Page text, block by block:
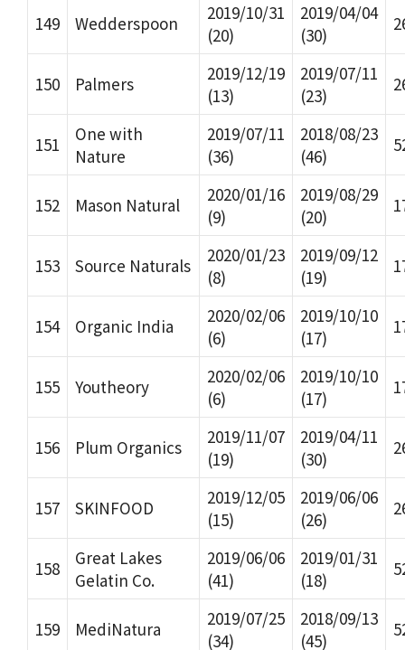
149 Wedderspoon
2019/10/31
(20)
2019/04/04
(30)
150 Palmers
2019/12/19
(13)
2019/07/11
(23)
151
One with
Nature
2019/07/11
(36)
2018/08/23
(46)
152 Mason Natural
2020/01/16
(9)
2019/08/29
(20)
153 Source Naturals
2020/01/23
(8)
2019/09/12
(19)
154 Organic India
2020/02/06
(6)
2019/10/10
(17)
155 Youtheory
2020/02/06
(6)
2019/10/10
(17)
156 Plum Organics
2019/11/07
(19)
2019/04/11
(30)
157 SKINFOOD
2019/12/05
(15)
2019/06/06
(26)
158
Great Lakes
Gelatin Co.
2019/06/06
(41)
2019/01/31
(18)
159 MediNatura
2019/07/25
(34)
2018/09/13
(45)